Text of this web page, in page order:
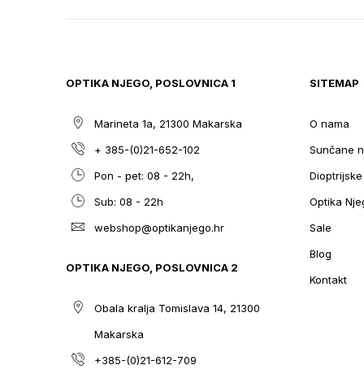
THE
THE
GALLERY
OPTIKA NJEGO, POSLOVNICA 1
Marineta 1a, 21300 Makarska
+ 385-(0)21-652-102
Pon - pet: 08 - 22h,
Sub: 08 - 22h
webshop@optikanjego.hr
OPTIKA NJEGO, POSLOVNICA 2
Obala kralja Tomislava 14, 21300
Makarska
+385-(0)21-612-709
SITEMAP
O nama
Sunčane
Optika
Sale
Blog
Kontakt